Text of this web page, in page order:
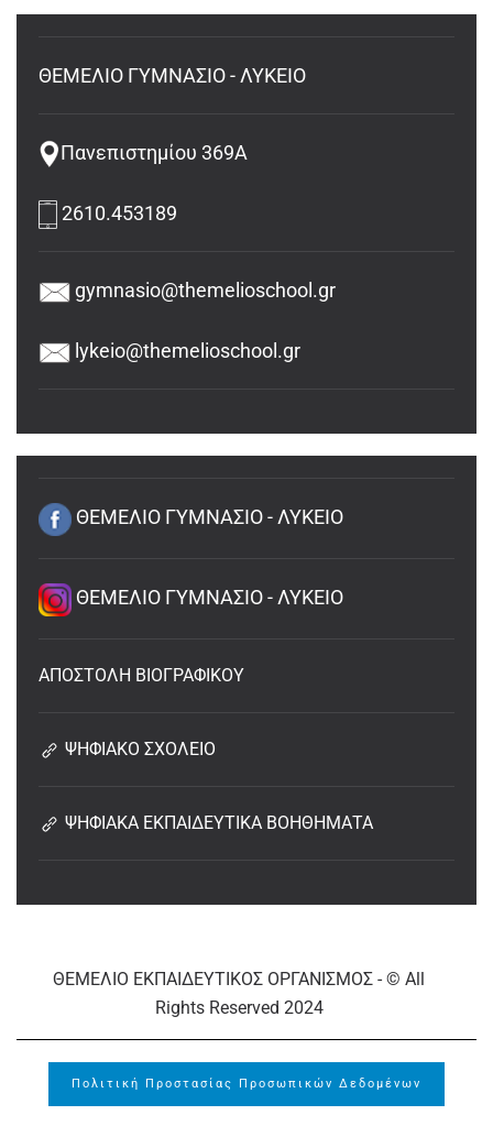
ΘΕΜΕΛΙΟ ΓΥΜΝΑΣΙΟ - ΛΥΚΕΙΟ
Πανεπιστημίου 369Α
2610.453189
gymnasio@themelioschool.gr
lykeio@themelioschool.gr
ΘΕΜΕΛΙΟ ΓΥΜΝΑΣΙΟ - ΛΥΚΕΙΟ
ΘΕΜΕΛΙΟ ΓΥΜΝΑΣΙΟ - ΛΥΚΕΙΟ
ΑΠΟΣΤΟΛΗ ΒΙΟΓΡΑΦΙΚΟΥ
ΨΗΦΙΑΚΟ ΣΧΟΛΕΙΟ
ΨΗΦΙΑΚΑ ΕΚΠΑΙΔΕΥΤΙΚΑ ΒΟΗΘΗΜΑΤΑ
ΘΕΜΕΛΙΟ ΕΚΠΑΙΔΕΥΤΙΚΟΣ ΟΡΓΑΝΙΣΜΟΣ - © All
Rights Reserved 2024
Πολιτική Προστασίας Προσωπικών Δεδομένων